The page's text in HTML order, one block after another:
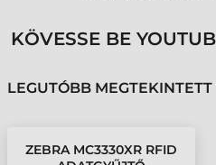
KÖVESSE BE
LEGUTÓBB
ZEBRA MC3330XR RFID